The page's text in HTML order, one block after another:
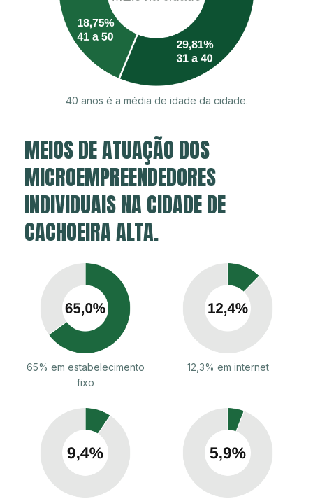
40 anos é a média de idade da cidade.
MEIOS DE ATUAÇÃO DOS
MICROEMPREENDEDORES
INDIVIDUAIS NA CIDADE DE
CACHOEIRA ALTA.
65% em estabelecimento
fixo
12,3% em internet